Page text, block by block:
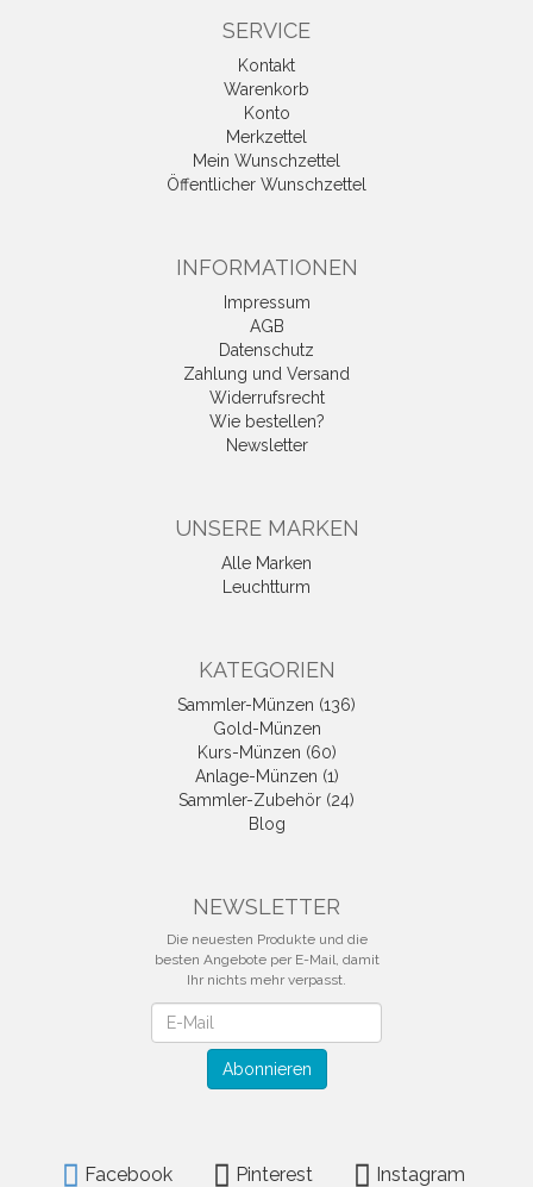
SERVICE
Kontakt
Warenkorb
Konto
Merkzettel
Mein Wunschzettel
Öffentlicher Wunschzettel
INFORMATIONEN
Impressum
AGB
Datenschutz
Zahlung und Versand
Widerrufsrecht
Wie bestellen?
Newsletter
UNSERE MARKEN
Alle Marken
Leuchtturm
KATEGORIEN
Sammler-Münzen (136)
Gold-Münzen
Kurs-Münzen (60)
Anlage-Münzen (1)
Sammler-Zubehör (24)
Blog
NEWSLETTER
Die neuesten Produkte und die
besten Angebote per E-Mail, damit
Ihr nichts mehr verpasst.
Abonnieren
Facebook Pinterest Instagram